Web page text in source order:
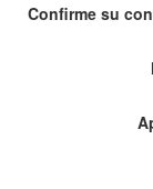
Confirme su